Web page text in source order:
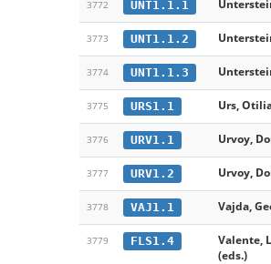
3772 UNT1.1.1
3773 UNT1.1.2
3774 UNT1.1.3
3775 URS1.1 Urs,
3776 URV1.1 Urvoy,
3777 URV1.2 Urvoy,
3778 VAJ1.1 Vajda,
3779 FLS1.4
Valente,
(eds.)